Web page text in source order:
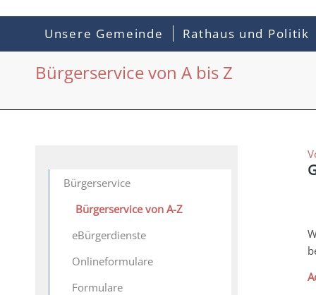
Unsere Gemeinde Rathaus und Politik
Bürgerservice von A bis Z
Bürgerservice
Bürgerservice von A-Z
eBürgerdienste
Onlineformulare
Formulare